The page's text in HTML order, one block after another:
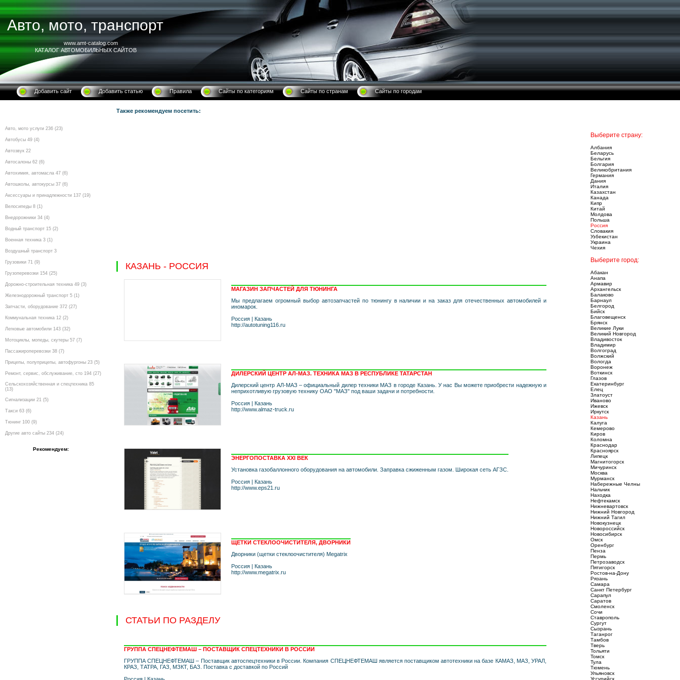
Авто, мото, транспорт
www.amt-catalog.com
КАТАЛОГ АВТОМОБИЛЬНЫХ САЙТОВ
Добавить сайт Добавить статью Правила Сайты по категориям Сайты по странам Сайты по городам
Авто, мото услуги 236 (23)
Автобусы 49 (4)
Автозвук 22
Автосалоны 62 (6)
Автохимия, автомасла 47 (6)
Автошколы, автокурсы 37 (6)
Аксессуары и принадлежности 137 (19)
Велосипеды 8 (1)
Внедорожники 34 (4)
Водный транспорт 15 (2)
Военная техника 3 (1)
Воздушный транспорт 3
Грузовики 71 (9)
Грузоперевозки 154 (25)
Дорожно-строительная техника 49 (3)
Железнодорожный транспорт 5 (1)
Запчасти, оборудование 372 (27)
Коммунальная техника 12 (2)
Легковые автомобили 143 (32)
Мотоциклы, мопеды, скутеры 57 (7)
Пассажироперевозки 38 (7)
Прицепы, полуприцепы, автофургоны 23 (5)
Ремонт, сервис, обслуживание, сто 194 (27)
Сельскохозяйственная и спецтехника 85
(13)
Сигнализации 21 (5)
Такси 63 (6)
Тюнинг 100 (9)
Другие авто сайты 234 (24)
Рекомендуем:
Также рекомендуем посетить:
КАЗАНЬ - РОССИЯ
МАГАЗИН ЗАПЧАСТЕЙ ДЛЯ ТЮНИНГА
Мы предлагаем огромный выбор автозапчастей по тюнингу в наличии и на заказ для отечественных автомобилей и
иномарок.
Россия | Казань
http://autotuning116.ru
ДИЛЕРСКИЙ ЦЕНТР АЛ-МАЗ. ТЕХНИКА МАЗ В РЕСПУБЛИКЕ ТАТАРСТАН
Дилерский центр АЛ-МАЗ – официальный дилер техники МАЗ в городе Казань. У нас Вы можете приобрести надежную и
неприхотливую грузовую технику ОАО "МАЗ" под ваши задачи и потребности.
Россия | Казань
http://www.almaz-truck.ru
ЭНЕРГОПОСТАВКА XXI ВЕК
Установка газобаллонного оборудования на автомобили. Заправка сжиженным газом. Широкая сеть АГЗС.
Россия | Казань
http://www.eps21.ru
ЩЕТКИ СТЕКЛООЧИСТИТЕЛЯ, ДВОРНИКИ
Дворники (щетки стеклоочистителя) Megatrix
Россия | Казань
http://www.megatrix.ru
СТАТЬИ ПО РАЗДЕЛУ
ГРУППА СПЕЦНЕФТЕМАШ – ПОСТАВЩИК СПЕЦТЕХНИКИ В РОССИИ
ГРУППА СПЕЦНЕФТЕМАШ – Поставщик автоспецтехники в России. Компания СПЕЦНЕФТЕМАШ является поставщиком автотехники на базе КАМАЗ, МАЗ, УРАЛ,
КРАЗ, ТАТРА, ГАЗ, МЗКТ, БАЗ. Поставка с доставкой по Россий
Выберите страну:
Албания
Беларусь
Бельгия
Болгария
Великобритания
Германия
Дания
Италия
Казахстан
Канада
Кипр
Китай
Молдова
Польша
Россия
Словакия
Узбекистан
Украина
Чехия
Выберите город:
Абакан
Анапа
Армавир
Архангельск
Балаково
Барнаул
Белгород
Бийск
Благовещенск
Брянск
Великие Луки
Великий Новгород
Владивосток
Владимир
Волгоград
Волжский
Вологда
Воронеж
Воткинск
Глазов
Екатеринбург
Елец
Златоуст
Иваново
Ижевск
Иркутск
Казань
Калуга
Кемерово
Киров
Коломна
Краснодар
Красноярск
Липецк
Магнитогорск
Мичуринск
Москва
Мурманск
Набережные Челны
Нальчик
Находка
Нефтекамск
Нижневартовск
Нижний Новгород
Нижний Тагил
Новокузнецк
Новороссийск
Новосибирск
Омск
Оренбург
Пенза
Пермь
Петрозаводск
Пятигорск
Ростов-на-Дону
Рязань
Самара
Санкт Петербург
Сарапул
Саратов
Смоленск
Сочи
Ставрополь
Сургут
Сызрань
Таганрог
Тамбов
Тверь
Тольяти
Томск
Тула
Тюмень
Ульяновск
Уссурийск